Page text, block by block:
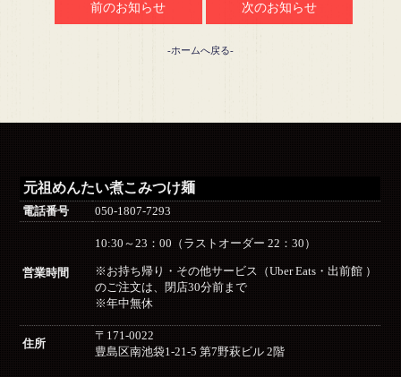
前のお知らせ 次のお知らせ
-ホームへ戻る-
元祖めんたい煮こみつけ麺
電話番号 050-1807-7293
営業時間
10:30～23：00（ラストオーダー 22：30）
※お持ち帰り・その他サービス（Uber Eats・出前館 ）
のご注文は、閉店30分前まで
※年中無休
住所
〒171-0022
豊島区南池袋1-21-5 第7野萩ビル 2階